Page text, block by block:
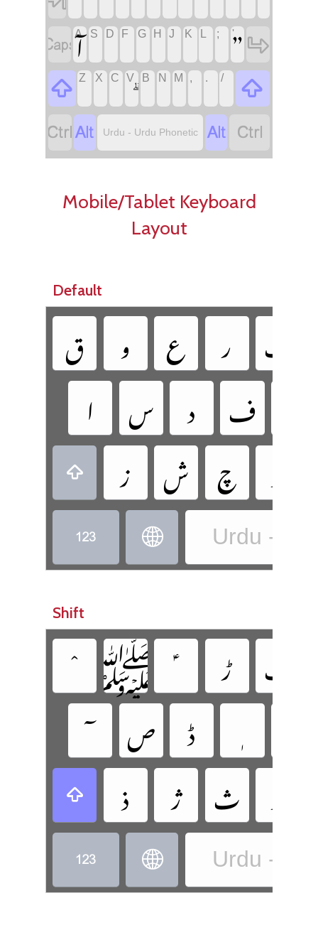
‏A
‏آ S
‏ D
‏ F‏ G
‏ H‏ J‏ K
‏ ‏ ;‏ '
‏”‏
‏ Z‏ X
‏ C
‏ V B
‏ N‏ M
‏ ,‏ .‏ /‏ ‏
‏‏ Urdu - Urdu Phonetic ‏ ‏
Mobile/Tablet Keyboard
Layout
Default
‏ق ‏و ‏ع ‏ر ‏ت
‏ا
‏س ‏د ‏ف
‏ ‏ز ‏ش ‏چ ‏ط
‏ ‏ Urdu -
Shift
‏ﷺ ‏ڑ ‏ٹ
‏ص ‏ڈ
‏ ‏ذ ‏ژ ‏ث ‏ظ
‏ ‏ Urdu -